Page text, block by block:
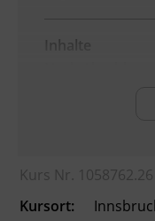
Inhalte
und
die
Kurs Nr. 1058762.26
Kursort: